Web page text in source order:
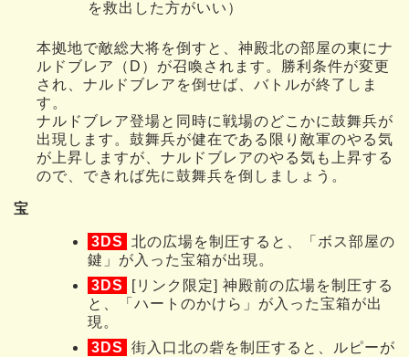
を救出した方がいい）
本拠地で敵総大将を倒すと、神殿北の部屋の東にナ
ルドブレア（D）が召喚されます。勝利条件が変更
され、ナルドブレアを倒せば、バトルが終了しま
す。
ナルドブレア登場と同時に戦場のどこかに鼓舞兵が
出現します。鼓舞兵が健在である限り敵軍のやる気
が上昇しますが、ナルドブレアのやる気も上昇する
ので、できれば先に鼓舞兵を倒しましょう。
宝
3DS
北の広場を制圧すると、「ボス部屋の
鍵」が入った宝箱が出現。
3DS
[リンク限定] 神殿前の広場を制圧する
と、「ハートのかけら」が入った宝箱が出
現。
3DS
街入口北の砦を制圧すると、ルピーが